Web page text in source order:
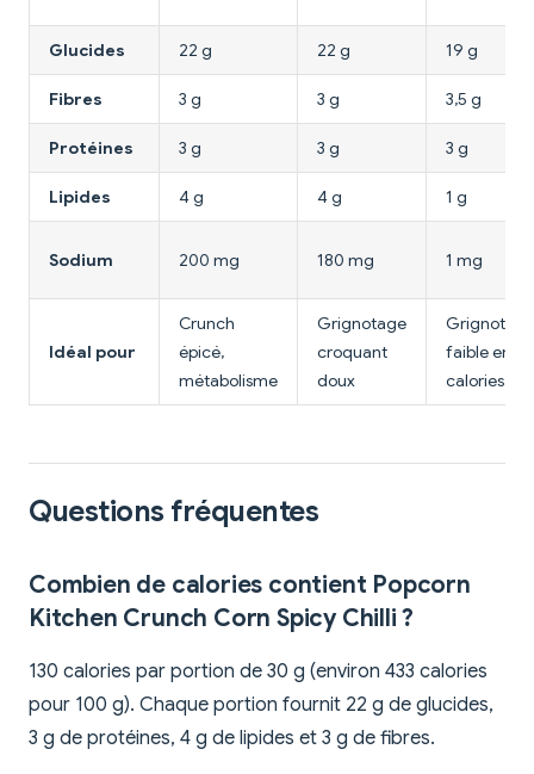
Glucides 22 g 22 g 19 g
Fibres 3 g 3 g 3,5 g
Protéines 3 g 3 g 3 g
Lipides 4 g 4 g 1 g
Sodium 200 mg 180 mg 1 mg
Idéal pour
Crunch
épicé,
métabolisme
Grignotage
croquant
doux
Grignotage
faible en
calories
Questions fréquentes
Combien de calories contient Popcorn
Kitchen Crunch Corn Spicy Chilli ?
130 calories par portion de 30 g (environ 433 calories
pour 100 g). Chaque portion fournit 22 g de glucides,
3 g de protéines, 4 g de lipides et 3 g de fibres.